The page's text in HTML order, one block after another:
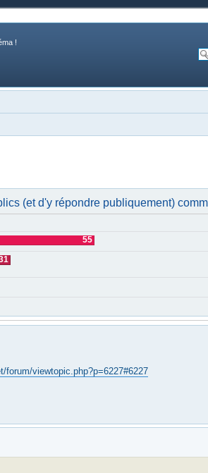
!
(et d'y répondre publiquement)
55
forum/viewtopic.php?p=6227#6227